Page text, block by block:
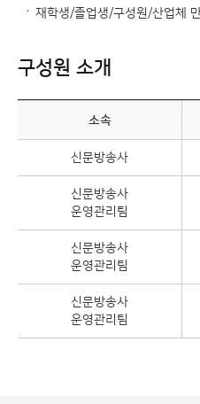
재학생/졸업생/구성원/산업체
구성원 소개
소속
신문방송사
신문방송사
운영관리팀
신문방송사
운영관리팀
신문방송사
운영관리팀